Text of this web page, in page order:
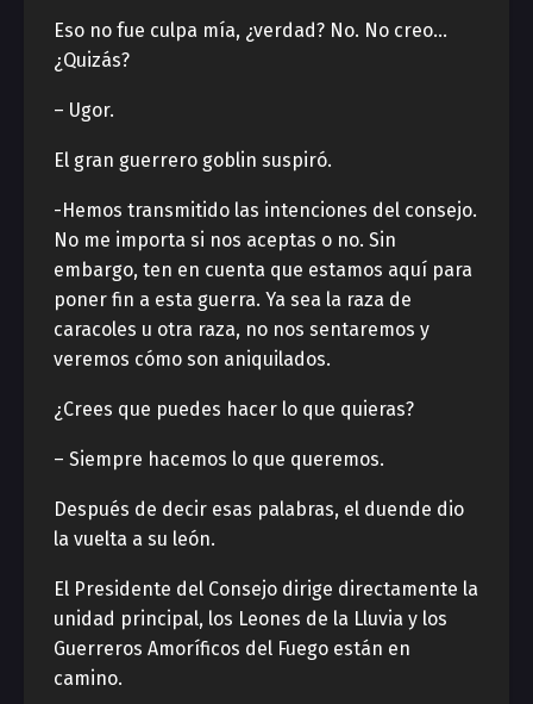
Eso no fue culpa mía, ¿verdad? No. No creo…
¿Quizás?
– Ugor.
El gran guerrero goblin suspiró.
-Hemos transmitido las intenciones del consejo.
No me importa si nos aceptas o no. Sin
embargo, ten en cuenta que estamos aquí para
poner fin a esta guerra. Ya sea la raza de
caracoles u otra raza, no nos sentaremos y
veremos cómo son aniquilados.
¿Crees que puedes hacer lo que quieras?
– Siempre hacemos lo que queremos.
Después de decir esas palabras, el duende dio
la vuelta a su león.
El Presidente del Consejo dirige directamente la
unidad principal, los Leones de la Lluvia y los
Guerreros Amoríficos del Fuego están en
camino.